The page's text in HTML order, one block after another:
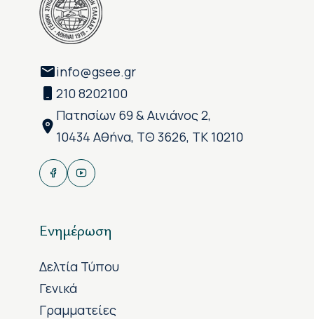
info@gsee.gr
210 8202100
Πατησίων 69 & Αινιάνος 2,
10434 Αθήνα, ΤΘ 3626, ΤΚ 10210
Ενημέρωση
Δελτία Τύπου
Γενικά
Γραμματείες